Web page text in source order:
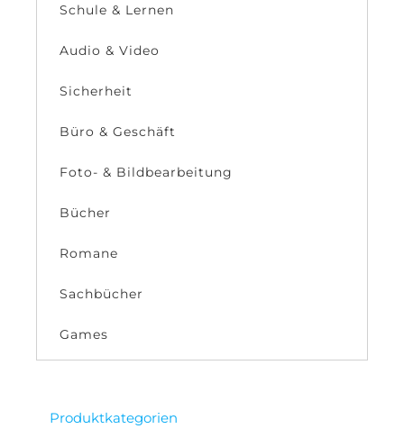
Schule & Lernen
Audio & Video
Sicherheit
Büro & Geschäft
Foto- & Bildbearbeitung
Bücher
Romane
Sachbücher
Games
Produktkategorien